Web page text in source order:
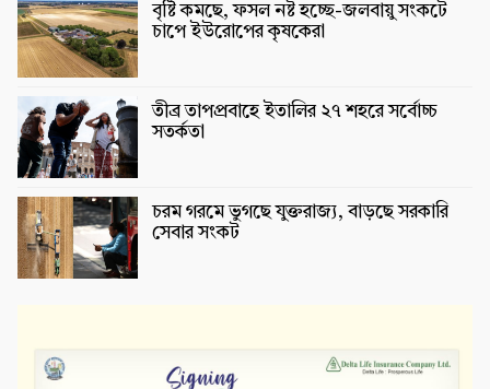
বৃষ্টি কমছে, ফসল নষ্ট হচ্ছে-জলবায়ু সংকটে
চাপে ইউরোপের কৃষকেরা
তীব্র তাপপ্রবাহে ইতালির ২৭ শহরে সর্বোচ্চ
সতর্কতা
চরম গরমে ভুগছে যুক্তরাজ্য, বাড়ছে সরকারি
সেবার সংকট